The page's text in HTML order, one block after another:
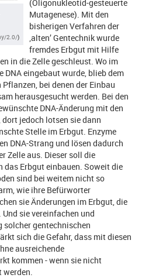
2.0/)
(Oligonukleotid-gesteuerte
Mutagenese). Mit den
bisherigen Verfahren der
‚alten’ Gentechnik wurde
fremdes Erbgut mit Hilfe
in die Zelle geschleust. Wo im
DNA eingebaut wurde, blieb dem
bei denen der Einbau
herausgesucht werden. Bei den
DNA-Änderung mit den
jedoch lotsen sie dann
Stelle im Erbgut. Enzyme
DNA-Strang und lösen dadurch
Zelle aus. Dieser soll die
das Erbgut einbauen. Soweit die
sind bei weitem nicht so
wie ihre Befürworter
sie Änderungen im Erbgut, die
sie vereinfachen und
solcher gentechnischen
sich die Gefahr, dass mit diesen
ausreichende
kommen - wenn sie nicht
werden.